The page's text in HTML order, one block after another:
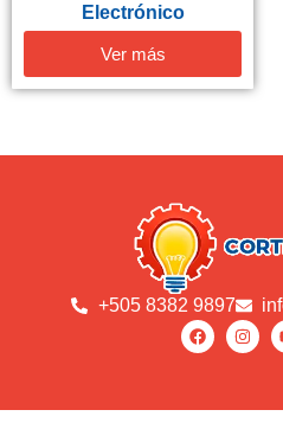
Electrónico
Ver más
+505 8382 9897